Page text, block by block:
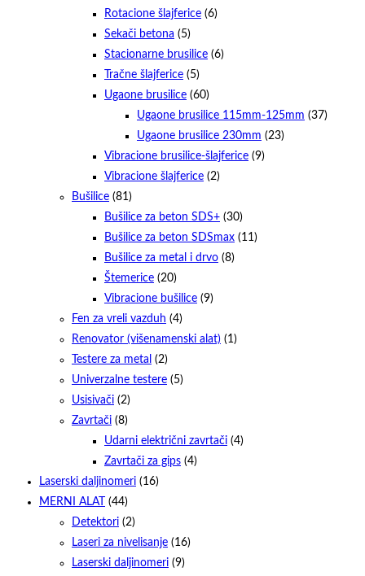
Rotacione šlajferice (6)
Sekači betona (5)
Stacionarne brusilice (6)
Tračne šlajferice (5)
Ugaone brusilice (60)
Ugaone brusilice 115mm-125mm (37)
Ugaone brusilice 230mm (23)
Vibracione brusilice-šlajferice (9)
Vibracione šlajferice (2)
Bušilice (81)
Bušilice za beton SDS+ (30)
Bušilice za beton SDSmax (11)
Bušilice za metal i drvo (8)
Štemerice (20)
Vibracione bušilice (9)
Fen za vreli vazduh (4)
Renovator (višenamenski alat) (1)
Testere za metal (2)
Univerzalne testere (5)
Usisivači (2)
Zavrtači (8)
Udarni električni zavrtači (4)
Zavrtači za gips (4)
Laserski daljinomeri (16)
MERNI ALAT
(44)
Detektori (2)
Laseri za nivelisanje (16)
Laserski daljinomeri (9)